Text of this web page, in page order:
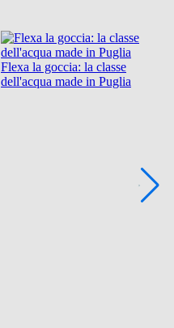
Flexa la goccia: la classe
dell'acqua made in Puglia